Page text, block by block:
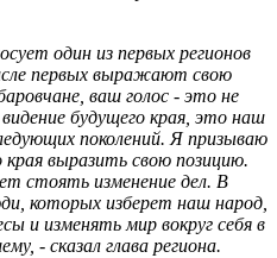
один из первых регионов
первых выражают свою
ваш голос - это не
будущего края, это наш
поколений. Я призываю
выразить свою позицию.
стоять изменение дел. В
которых изберет наш народ,
и изменять мир вокруг себя в
- сказал глава региона.